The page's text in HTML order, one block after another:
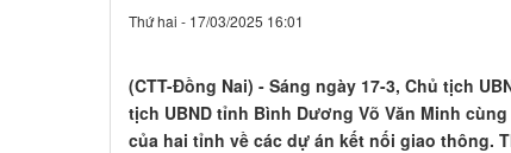
Thứ hai - 17/03/2025 16:01
(CTT-Đồng Nai) - Sáng ngày 17-3, Chủ tịch
tịch UBND tỉnh Bình Dương Võ Văn Minh
của hai tỉnh về các dự án kết nối giao thông.